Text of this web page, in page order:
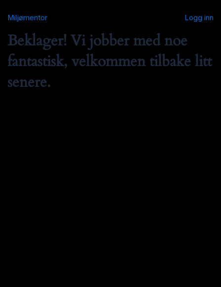
Miljømentor Logg inn
Beklager! Vi jobber med noe
fantastisk, velkommen tilbake litt
senere.